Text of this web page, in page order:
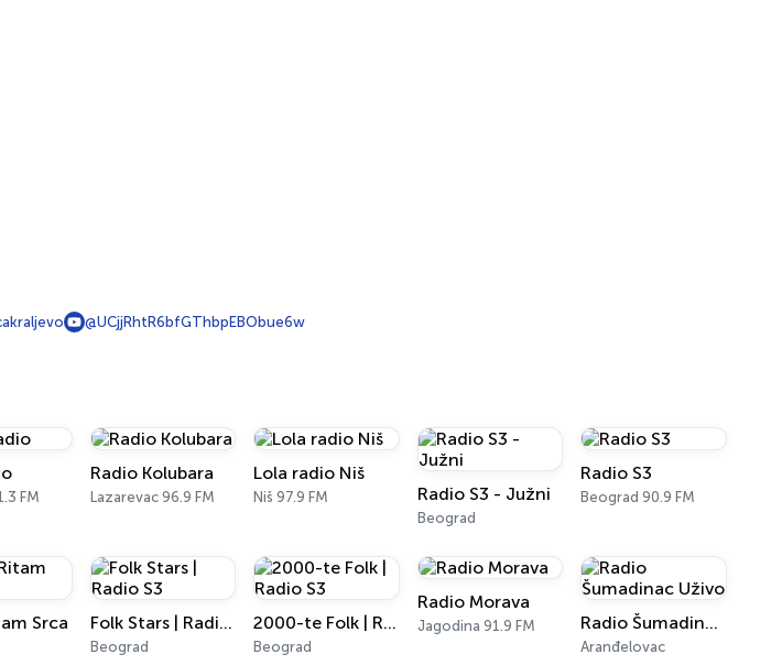
@UCjjRhtR6bfGThbpEBObue6w
FM
Radio Kolubara
Lazarevac 96.9 FM
Lola radio Niš
Niš 97.9 FM Radio S3 - Južni
Beograd
Radio S3
Beograd 90.9 FM
Srca Folk Stars | Radio S3
Beograd
2000-te Folk | Radio S3
Beograd
Radio Morava
Jagodina 91.9 FM Radio Šumadinac Uživo
Aranđelovac